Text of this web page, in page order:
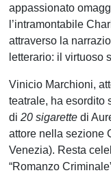
appassionato
l’intramontabile
attraverso la
letterario: il virtuoso
Vinicio Marchioni,
teatrale, ha esordito
di20 sigarette di
attore nella sezione
Venezia). Resta
“Romanzo